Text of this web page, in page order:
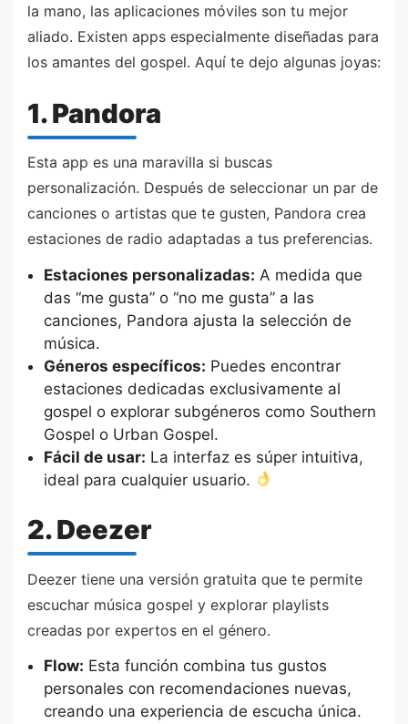
la mano, las aplicaciones móviles son tu mejor
aliado. Existen apps especialmente diseñadas para
los amantes del gospel. Aquí te dejo algunas joyas:
1. Pandora
Esta app es una maravilla si buscas
personalización. Después de seleccionar un par de
canciones o artistas que te gusten, Pandora crea
estaciones de radio adaptadas a tus preferencias.
Estaciones personalizadas: A medida que
das “me gusta” o “no me gusta” a las
canciones, Pandora ajusta la selección de
música.
Géneros específicos: Puedes encontrar
estaciones dedicadas exclusivamente al
gospel o explorar subgéneros como Southern
Gospel o Urban Gospel.
Fácil de usar: La interfaz es súper intuitiva,
ideal para cualquier usuario.
2. Deezer
Deezer tiene una versión gratuita que te permite
escuchar música gospel y explorar playlists
creadas por expertos en el género.
Flow: Esta función combina tus gustos
personales con recomendaciones nuevas,
creando una experiencia de escucha única.